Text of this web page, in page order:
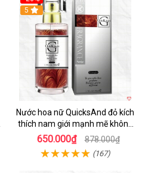
5
Nước hoa nữ QuicksAnd đỏ kích
thích nam giới mạnh mẽ không
mùi
650.000₫ 878.000₫
(167)